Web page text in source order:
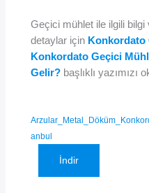
Geçici mühlet ile ilgili
detaylar için Konkordato
Konkordato Geçici
Gelir? başlıklı yazımızı
anbul
İndir